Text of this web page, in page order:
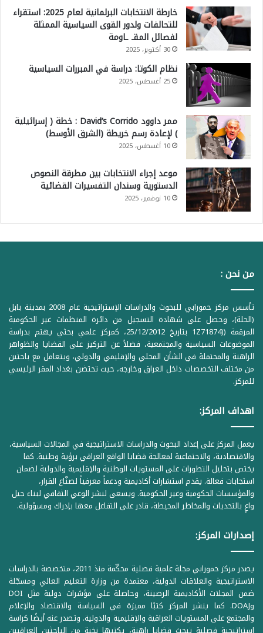
خارطة الانتخابات البرلمانية لعام 2025: استقراء
للتحالفات ولدور القوى السياسية الممثلة
لفصائل المقـ ـاومة
30 أكتوبر، 2025
نظام الكوتا: دراسة في المبررات السياسية
25 أغسطس، 2025
ممر داوود David’s Corrido : خطة ( إسرائيلية
) لإعادة رسم خريطة (الشرق الأوسط)
10 أغسطس، 2025
موعد إجراء الانتخابات بين مطرقة النصوص
الدستورية وسندان التفسيرات القضائية
10 نوفمبر، 2025
من نحن :
تأسس مركز حمورابي للبحوث والدراسات الإستراتيجية عام 2008 بمدينة بابل
(الحلة)، وحصل على شهادة التسجيل من دائرة المنظمات غير الحكومية
المرقمة ((1Z71874 بتاريخ 25/12/2012، كمركز علمي بحثي يهتم بدراسة
الموضوعات السياسية والمجتمعية، فضلاً عن التركيز على القضايا والظواهر
الراهنة والمحتملة في الشأن المحلي والإقليمي والدولي، ويتعامل مع باحثين
من مختلف التخصصات داخل العراق وخارجه، حيث تحتضن بغداد المقر الرئيسي
للمركز.
اهداف المركز:
يعمل المركز على إعداد البحوث والدراسات الاستراتيجية في المجالات السياسية،
والاقتصادية، والاجتماعية لمعالجة قضايا الواقع العراقي برؤية وطنية. كما
يختص بتحليل التطورات على المستويات الوطنية والإقليمية والدولية لضمان
استجابات فعالة. يقدم استشارات أكاديمية ودعماً معرفياً لصنّاع القرار،
والمؤسسات الحكومية وغير الحكومية. ويسعى لنشر الوعي الثقافي لبناء جيل
واعٍ بالتحديات والمخاطر المحيطة، قادر على التفاعل معها بإدراك ومسؤولية.
إصدارات المركز:
يصدر مركز حمورابي مجلة علمية فصلية محكّمة منذ 2011، متخصصة بالدراسات
الاستراتيجية والعلاقات الدولية، معتمدة من وزارة التعليم العالي ومسجّلة
ضمن المجلات الأكاديمية الرصينة، وحاصلة على مؤشرات دولية مثل DOI
وDOAJ. كما ينشر المركز كتبًا مميزة في السياسة والاقتصاد والإعلام
والمجتمع على المستويات العراقية والإقليمية والدولية. وتصدر عنه أيضًا كراسة